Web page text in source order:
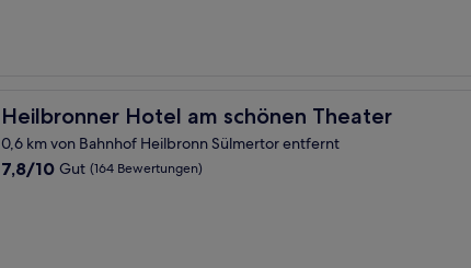
Heilbronner Hotel am schönen Theater
Heilbronner Hotel am schönen Theater
0,6 km von Bahnhof Heilbronn Sülmertor entfernt
7.8
7,8/10 Gut (164 Bewertungen)